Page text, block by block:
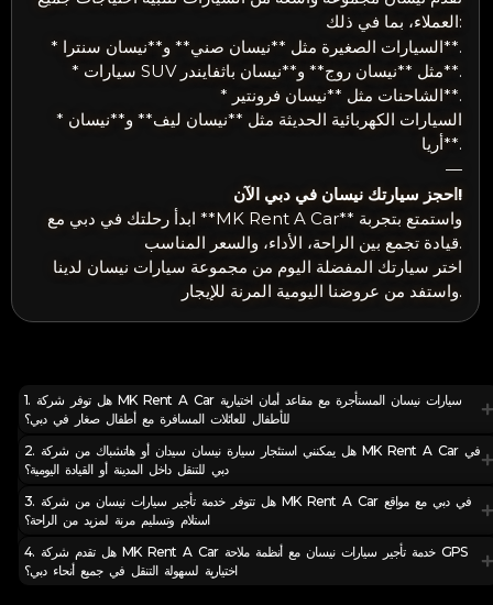
العملاء، بما في ذلك:
* السيارات الصغيرة مثل **نيسان صني** و**نيسان سنترا**.
* سيارات SUV مثل **نيسان روج** و**نيسان باثفايندر**.
* الشاحنات مثل **نيسان فرونتير**.
* السيارات الكهربائية الحديثة مثل **نيسان ليف** و**نيسان
أريا**.
—
احجز سيارتك نيسان في دبي الآن!
ابدأ رحلتك في دبي مع **MK Rent A Car** واستمتع بتجربة
قيادة تجمع بين الراحة، الأداء، والسعر المناسب.
اختر سيارتك المفضلة اليوم من مجموعة سيارات نيسان لدينا
واستفد من عروضنا اليومية المرنة للإيجار.
1. هل توفر شركة MK Rent A Car سيارات نيسان المستأجرة مع مقاعد أمان اختيارية
للأطفال للعائلات المسافرة مع أطفال صغار في دبي؟
2. هل يمكنني استئجار سيارة نيسان سيدان أو هاتشباك من شركة MK Rent A Car في
دبي للتنقل داخل المدينة أو القيادة اليومية؟
3. هل تتوفر خدمة تأجير سيارات نيسان من شركة MK Rent A Car في دبي مع مواقع
استلام وتسليم مرنة لمزيد من الراحة؟
4. هل تقدم شركة MK Rent A Car خدمة تأجير سيارات نيسان مع أنظمة ملاحة GPS
اختيارية لسهولة التنقل في جميع أنحاء دبي؟